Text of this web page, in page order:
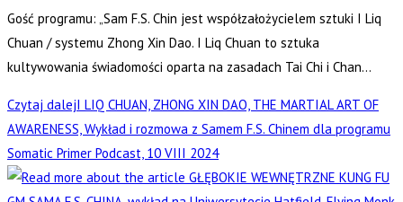
Gość programu: „Sam F.S. Chin jest współzałożycielem sztuki I Liq
Chuan / systemu Zhong Xin Dao. I Liq Chuan to sztuka
kultywowania świadomości oparta na zasadach Tai Chi i Chan…
Czytaj dalejI LIQ CHUAN, ZHONG XIN DAO, THE MARTIAL ART OF
AWARENESS, Wykład i rozmowa z Samem F.S. Chinem dla programu
Somatic Primer Podcast, 10 VIII 2024